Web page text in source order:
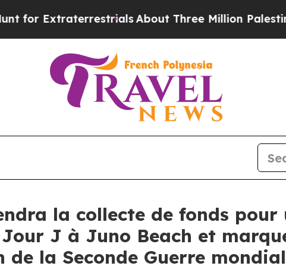
About Three Million Palestinians
la collecte de fonds pour
J à Juno Beach et
la Seconde Guerre